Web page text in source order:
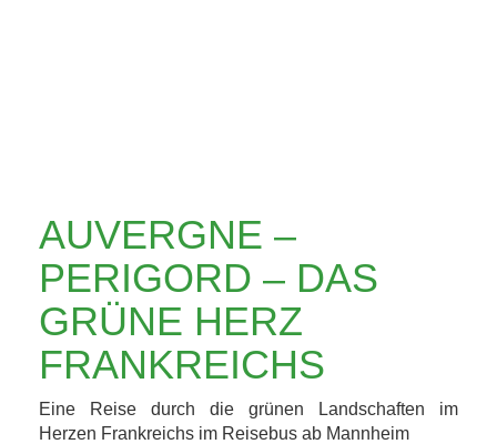
AUVERGNE –
PERIGORD – DAS
GRÜNE HERZ
FRANKREICHS
Eine Reise durch die grünen Landschaften im
Herzen Frankreichs im Reisebus ab Mannheim